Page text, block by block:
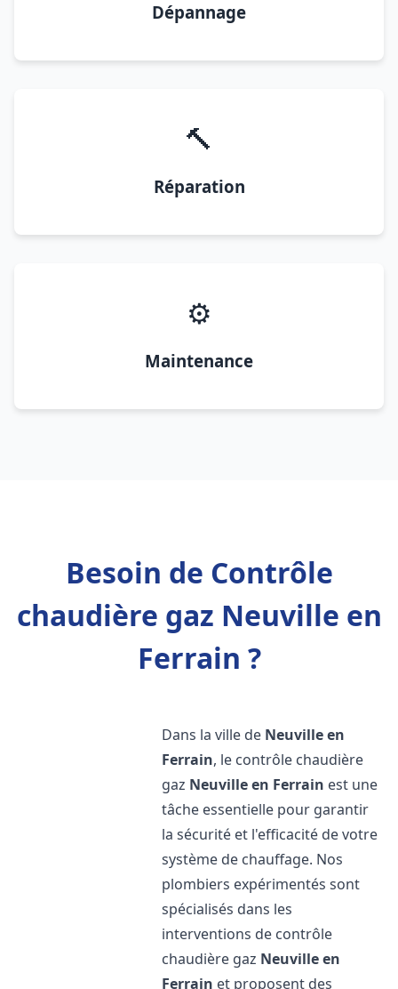
Dépannage
🔨
Réparation
⚙️
Maintenance
Besoin de Contrôle
chaudière gaz Neuville en
Ferrain ?
Dans la ville de Neuville en
Ferrain, le contrôle chaudière
gaz Neuville en Ferrain est une
tâche essentielle pour garantir
la sécurité et l'efficacité de votre
système de chauffage. Nos
plombiers expérimentés sont
spécialisés dans les
interventions de contrôle
chaudière gaz Neuville en
Ferrain et proposent des